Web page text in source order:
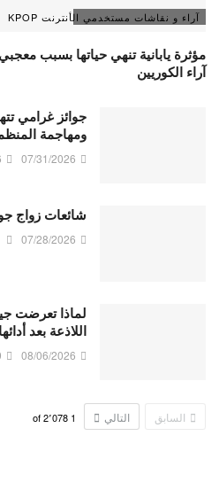
آراء و نقاشات مستخدمي الأنترنت KPOP
مؤثرة يابانية تنهي حياتها بسبب
آراء الكوريين
جوائز غرامي
ومهاجمة
07/31/2026
شائعات زواج
07/28/2026
لماذا تعرضت
اللاذعة بعد
08/06/2026
السابق التالي 1 2٬078